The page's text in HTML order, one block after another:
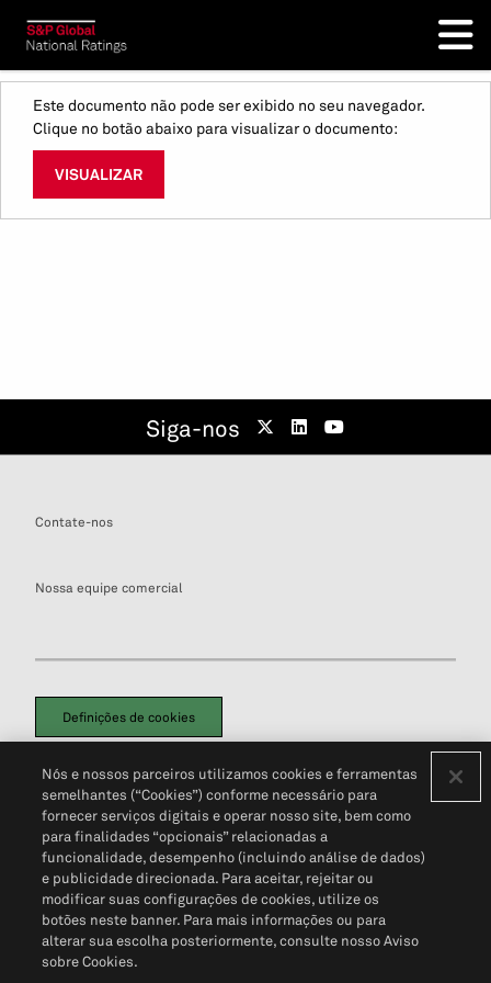
Este documento não pode ser exibido no seu navegador.
Clique no botão abaixo para visualizar o documento:
VISUALIZAR
Siga-nos
Contate-nos
Nossa equipe comercial
Definições de cookies
Política de PrivacidadePortal de privacidade do cliente (em inglês)
Não Venda Minhas Informações Pessoais© 2026 S&P Global
Nós e nossos parceiros utilizamos cookies e ferramentas
semelhantes (“Cookies”) conforme necessário para
fornecer serviços digitais e operar nosso site, bem como
para finalidades “opcionais” relacionadas a
funcionalidade, desempenho (incluindo análise de dados)
e publicidade direcionada. Para aceitar, rejeitar ou
modificar suas configurações de cookies, utilize os
botões neste banner. Para mais informações ou para
alterar sua escolha posteriormente, consulte nosso Aviso
sobre Cookies.